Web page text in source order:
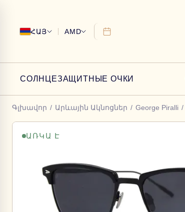
ՀԱՅ AMD
СОЛНЦЕЗАЩИТНЫЕ ОЧКИ
Գլխավոր / Արևային Ակնոցներ / George Piralli /
ԱՌԿԱ Է